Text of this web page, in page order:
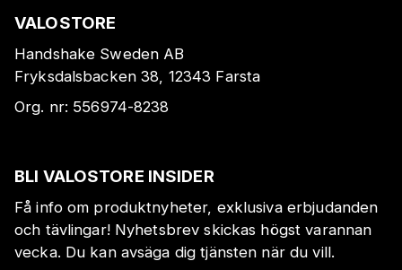
VALOSTORE
Handshake Sweden AB
Fryksdalsbacken 38, 12343 Farsta
Org. nr: 556974-8238
BLI VALOSTORE INSIDER
Få info om produktnyheter, exklusiva erbjudanden
och tävlingar! Nyhetsbrev skickas högst varannan
vecka. Du kan avsäga dig tjänsten när du vill.